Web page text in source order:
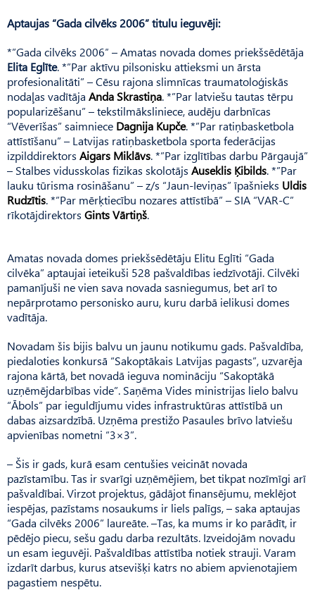
Aptaujas “Gada cilvēks 2006” titulu ieguvēji:
*”Gada cilvēks 2006″ – Amatas novada domes priekšsēdētāja
Elita Eglīte. *”Par aktīvu pilsonisku attieksmi un ārsta
profesionalitāti” – Cēsu rajona slimnīcas traumatoloģiskās
nodaļas vadītāja Anda Skrastiņa. *”Par latviešu tautas tērpu
popularizēšanu” – tekstilmāksliniece, audēju darbnīcas
“Vēverīšas” saimniece Dagnija Kupče. *”Par ratiņbasketbola
attīstīšanu” – Latvijas ratiņbasketbola sporta federācijas
izpilddirektors Aigars Miklāvs. *”Par izglītības darbu Pārgaujā”
– Stalbes vidusskolas fizikas skolotājs Auseklis Ķibilds. *”Par
lauku tūrisma rosināšanu” – z/s “Jaun-Ieviņas” īpašnieks Uldis
Rudzītis. *”Par mērķtiecību nozares attīstībā” – SIA “VAR-C”
rīkotājdirektors Gints Vārtiņš.
Amatas novada domes priekšsēdētāju Elitu Eglīti “Gada
cilvēka” aptaujai ieteikuši 528 pašvaldības iedzīvotāji. Cilvēki
pamanījuši ne vien sava novada sasniegumus, bet arī to
nepārprotamo personisko auru, kuru darbā ielikusi domes
vadītāja.
Novadam šis bijis balvu un jaunu notikumu gads. Pašvaldība,
piedaloties konkursā “Sakoptākais Latvijas pagasts”, uzvarēja
rajona kārtā, bet novadā ieguva nomināciju “Sakoptākā
uzņēmējdarbības vide”. Saņēma Vides ministrijas lielo balvu
“Ābols” par ieguldījumu vides infrastruktūras attīstībā un
dabas aizsardzībā. Uzņēma prestižo Pasaules brīvo latviešu
apvienības nometni “3×3”.
– Šis ir gads, kurā esam centušies veicināt novada
pazīstamību. Tas ir svarīgi uzņēmējiem, bet tikpat nozīmīgi arī
pašvaldībai. Virzot projektus, gādājot finansējumu, meklējot
iespējas, pazīstams nosaukums ir liels palīgs, – saka aptaujas
“Gada cilvēks 2006” laureāte. –Tas, ka mums ir ko parādīt, ir
pēdējo piecu, sešu gadu darba rezultāts. Izveidojām novadu
un esam ieguvēji. Pašvaldības attīstība notiek strauji. Varam
izdarīt darbus, kurus atsevišķi katrs no abiem apvienotajiem
pagastiem nespētu.